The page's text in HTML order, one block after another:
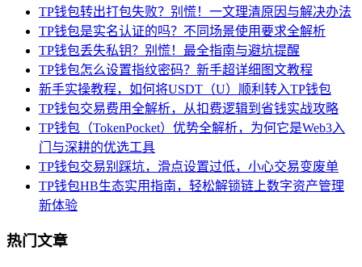
TP钱包转出打包失败？别慌！一文理清原因与解决办法
TP钱包是实名认证的吗？不同场景使用要求全解析
TP钱包丢失私钥？别慌！最全指南与避坑提醒
TP钱包怎么设置指纹密码？新手超详细图文教程
新手实操教程，如何将USDT（U）顺利转入TP钱包
TP钱包交易费用全解析，从扣费逻辑到省钱实战攻略
TP钱包（TokenPocket）优势全解析，为何它是Web3入
门与深耕的优选工具
TP钱包交易别踩坑，滑点设置过低，小心交易变废单
TP钱包HB生态实用指南，轻松解锁链上数字资产管理
新体验
热门文章